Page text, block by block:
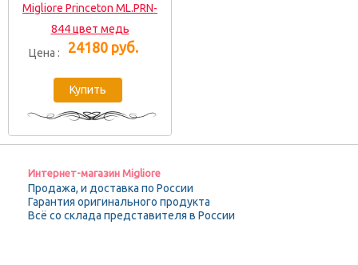
Migliore Princeton ML.PRN-
844 цвет медь
Цена :
24180 руб.
Интернет-магазин Migliore
Продажа, и доставка по России
Гарантия оригинального продукта
Всё со склада представителя в России